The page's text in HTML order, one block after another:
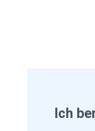
Ich